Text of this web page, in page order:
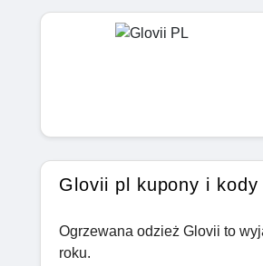
Glovii pl kupony i
Ogrzewana odzież Glovii to
roku.